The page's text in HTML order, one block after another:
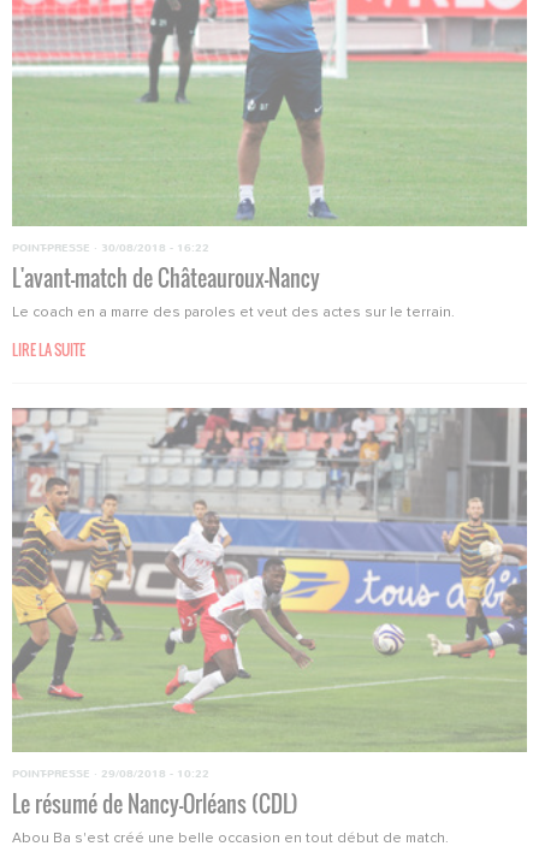
POINT-PRESSE · 30/08/2018 - 16:22
L'avant-match de Châteauroux-Nancy
Le coach en a marre des paroles et veut des actes sur le terrain.
LIRE LA SUITE
POINT-PRESSE · 29/08/2018 - 10:22
Le résumé de Nancy-Orléans (CDL)
Abou Ba s'est créé une belle occasion en tout début de match.